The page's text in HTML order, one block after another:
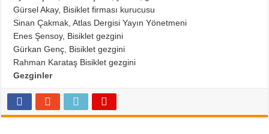
Gürsel Akay, Bisiklet firması kurucusu
Sinan Çakmak, Atlas Dergisi Yayın Yönetmeni
Enes Şensoy, Bisiklet gezgini
Gürkan Genç, Bisiklet gezgini
Rahman Karataş Bisiklet gezgini
Gezginler